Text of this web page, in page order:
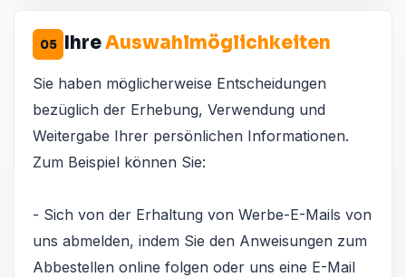
05 IhreAuswahlmöglichkeiten
Sie haben möglicherweise Entscheidungen
bezüglich der Erhebung, Verwendung und
Weitergabe Ihrer persönlichen Informationen.
Zum Beispiel können Sie:
- Sich von der Erhaltung von Werbe-E-Mails von
uns abmelden, indem Sie den Anweisungen zum
Abbestellen online folgen oder uns eine E-Mail